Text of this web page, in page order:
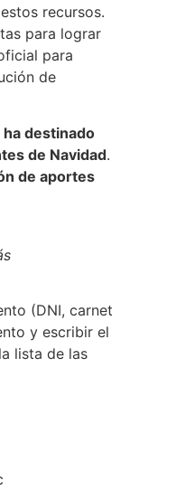
recursos.
para lograr
para
de
destinado
de Navidad.
de aportes
(DNI, carnet
y escribir el
lista de las